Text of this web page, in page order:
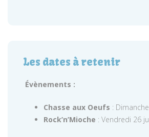
Les dates à retenir
Évènements :
Chasse aux Oeufs :
Rock’n’Mioche : Vendredi 26